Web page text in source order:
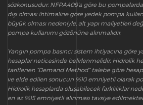
sözkonusudur. NFPA409’a göre bu
dışı olması ihtimaline göre yedek pompa
büyük olması nedeniyle, alt yapı maliyetleri
pompa kullanımı gözönüne alınmalıdır.
Yangın pompa basıncı sistem ihtiyacına göre
hesaplar neticesinde belirlenmelidir. Hidrolik
tariflenen “Demand Method” talebe göre
ve elde edilen sonucun %10 emniyetli olarak
Hidrolik hesaplarda oluşabilecek farklılıklar
en az %15 emniyetli alınması tavsiye